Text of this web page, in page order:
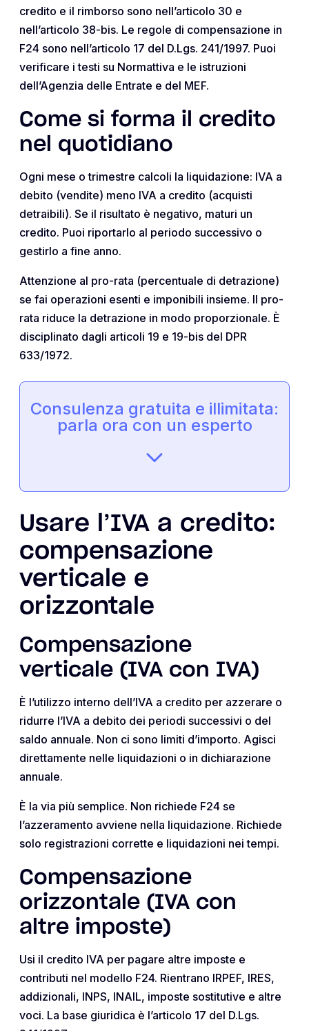
credito e il rimborso sono nell’articolo 30 e
nell’articolo 38-bis. Le regole di compensazione in
F24 sono nell’articolo 17 del D.Lgs. 241/1997. Puoi
verificare i testi su Normattiva e le istruzioni
dell’Agenzia delle Entrate e del MEF.
Come si forma il credito
nel quotidiano
Ogni mese o trimestre calcoli la liquidazione: IVA a
debito (vendite) meno IVA a credito (acquisti
detraibili). Se il risultato è negativo, maturi un
credito. Puoi riportarlo al periodo successivo o
gestirlo a fine anno.
Attenzione al pro-rata (percentuale di detrazione)
se fai operazioni esenti e imponibili insieme. Il pro-
rata riduce la detrazione in modo proporzionale. È
disciplinato dagli articoli 19 e 19-bis del DPR
633/1972.
Consulenza gratuita e illimitata:
parla ora con un esperto
Usare l’IVA a credito:
compensazione
verticale e
orizzontale
Compensazione
verticale (IVA con IVA)
È l’utilizzo interno dell’IVA a credito per azzerare o
ridurre l’IVA a debito dei periodi successivi o del
saldo annuale. Non ci sono limiti d’importo. Agisci
direttamente nelle liquidazioni o in dichiarazione
annuale.
È la via più semplice. Non richiede F24 se
l’azzeramento avviene nella liquidazione. Richiede
solo registrazioni corrette e liquidazioni nei tempi.
Compensazione
orizzontale (IVA con
altre imposte)
Usi il credito IVA per pagare altre imposte e
contributi nel modello F24. Rientrano IRPEF, IRES,
addizionali, INPS, INAIL, imposte sostitutive e altre
voci. La base giuridica è l’articolo 17 del D.Lgs.